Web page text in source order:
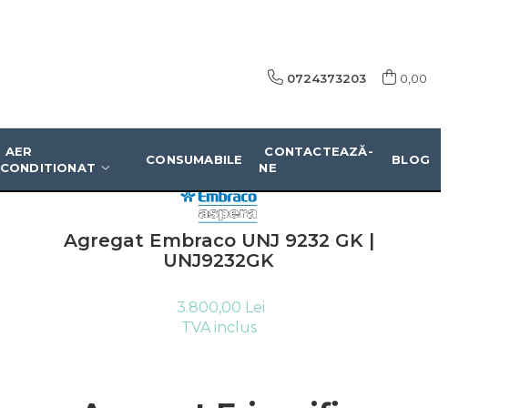
0724373203 0,00
AER
CONDITIONAT
CONSUMABILE
CONTACTEAZĂ-
NE
BLOG
Agregat Embraco UNJ 9232 GK |
UNJ9232GK
3.800,00 Lei
TVA inclus